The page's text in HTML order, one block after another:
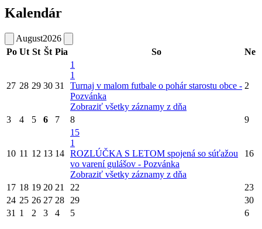
Kalendár
August2026
Po Ut St Št Pia So Ne
27 28 29 30 31
1
1
Turnaj v malom futbale o pohár starostu obce -
Pozvánka
Zobraziť všetky záznamy z dňa
2
3 4 5 6 7 8 9
10 11 12 13 14
15
1
ROZLÚČKA S LETOM spojená so súťažou
vo varení gulášov - Pozvánka
Zobraziť všetky záznamy z dňa
16
17 18 19 20 21 22
23
24 25 26 27 28 29
30
31 1 2 3 4 5 6